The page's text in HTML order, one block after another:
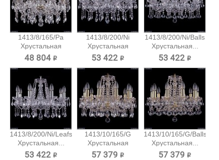
1413/8/165/Pa
Хрустальная
подвесная...
48 804 ₽
1413/8/200/Ni
Хрустальная
подвесная...
53 422 ₽
1413/8/200/Ni/Balls
Хрустальная...
53 422 ₽
1413/8/200/Ni/Leafs
Хрустальная...
53 422 ₽
1413/10/165/G
Хрустальная
подвесная...
57 379 ₽
1413/10/165/G/Balls
Хрустальная...
57 379 ₽